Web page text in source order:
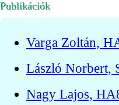
Publikációk
Varga Zoltán,
László Norbert,
Nagy Lajos,